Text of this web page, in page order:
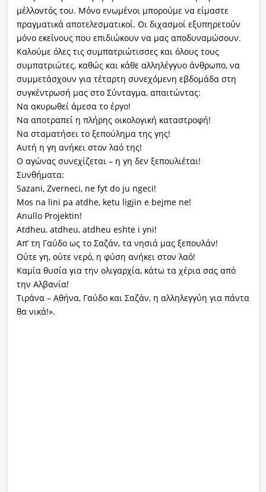
μέλλοντός του. Μόνο ενωμένοι μπορούμε να είμαστε
πραγματικά αποτελεσματικοί. Οι διχασμοί εξυπηρετούν
μόνο εκείνους που επιδιώκουν να μας αποδυναμώσουν.
Καλούμε όλες τις συμπατριώτισσες και όλους τους
συμπατριώτες, καθώς και κάθε αλληλέγγυο άνθρωπο, να
συμμετάσχουν για τέταρτη συνεχόμενη εβδομάδα στη
συγκέντρωσή μας στο Σύνταγμα, απαιτώντας:
Να ακυρωθεί άμεσα το έργο!
Να αποτραπεί η πλήρης οικολογική καταστροφή!
Να σταματήσει το ξεπούλημα της γης!
Αυτή η γη ανήκει στον λαό της!
Ο αγώνας συνεχίζεται – η γη δεν ξεπουλιέται!
Συνθήματα:
Sazani, Zverneci, ne fyt do ju ngeci!
Mos na lini pa atdhe, ketu ligjin e bejme ne!
Anullo Projektin!
Atdheu, atdheu, atdheu eshte i yni!
Απ’ τη Γαύδο ως το Σαζάν, τα νησιά μας ξεπουλάν!
Ούτε γη, ούτε νερό, η φύση ανήκει στον λαό!
Καμία θυσία για την ολιγαρχία, κάτω τα χέρια σας από
την Αλβανία!
Τιράνα – Αθήνα, Γαύδο και Σαζάν, η αλληλεγγύη για πάντα
θα νικά!».